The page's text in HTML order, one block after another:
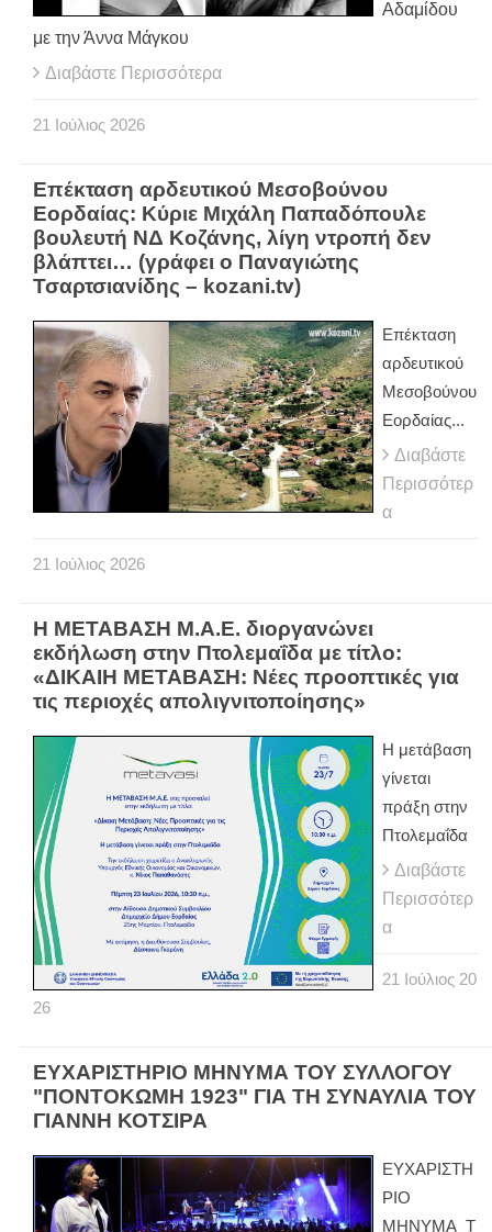
Αδαμίδου
με την Άννα Μάγκου
Διαβάστε Περισσότερα
21 Ιούλιος 2026
Επέκταση αρδευτικού Μεσοβούνου
Εορδαίας: Κύριε Μιχάλη Παπαδόπουλε
βουλευτή ΝΔ Κοζάνης, λίγη ντροπή δεν
βλάπτει… (γράφει ο Παναγιώτης
Τσαρτσιανίδης – kozani.tv)
Επέκταση
αρδευτικού
Μεσοβούνου
Εορδαίας...
Διαβάστε
Περισσότερ
α
21 Ιούλιος 2026
Η ΜΕΤΑΒΑΣΗ Μ.Α.Ε. διοργανώνει
εκδήλωση στην Πτολεμαΐδα με τίτλο:
«ΔΙΚΑΙΗ ΜΕΤΑΒΑΣΗ: Νέες προοπτικές για
τις περιοχές απολιγνιτοποίησης»
Η μετάβαση
γίνεται
πράξη στην
Πτολεμαΐδα
Διαβάστε
Περισσότερ
α
21 Ιούλιος 20
26
ΕΥΧΑΡΙΣΤΗΡΙΟ ΜΗΝΥΜΑ ΤΟΥ ΣΥΛΛΟΓΟΥ
"ΠΟΝΤΟΚΩΜΗ 1923" ΓΙΑ ΤΗ ΣΥΝΑΥΛΙΑ ΤΟΥ
ΓΙΑΝΝΗ ΚΟΤΣΙΡΑ
ΕΥΧΑΡΙΣΤΗ
ΡΙΟ
ΜΗΝΥΜΑ Τ